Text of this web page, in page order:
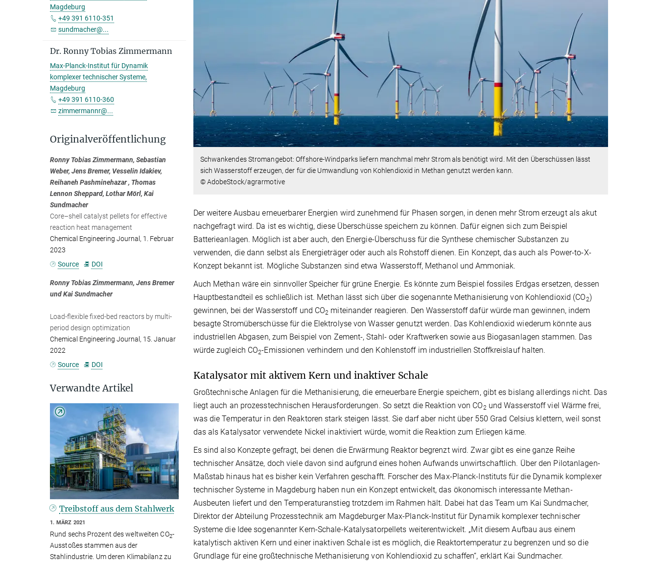
Schwankendes Stromangebot: Offshore-Windparks liefern manchmal mehr Strom als benötigt wird. Mit den Überschüssen lässt
sich Wasserstoff erzeugen, der für die Umwandlung von Kohlendioxid in Methan genutzt werden kann.
© AdobeStock/agrarmotive
Der weitere Ausbau erneuerbarer Energien wird zunehmend für Phasen sorgen, in denen mehr Strom erzeugt als akut
nachgefragt wird. Da ist es wichtig, diese Überschüsse speichern zu können. Dafür eignen sich zum Beispiel
Batterieanlagen. Möglich ist aber auch, den Energie-Überschuss für die Synthese chemischer Substanzen zu
verwenden, die dann selbst als Energieträger oder auch als Rohstoff dienen. Ein Konzept, das auch als Power-to-X-
Konzept bekannt ist. Mögliche Substanzen sind etwa Wasserstoff, Methanol und Ammoniak.
Auch Methan wäre ein sinnvoller Speicher für grüne Energie. Es könnte zum Beispiel fossiles Erdgas ersetzen, dessen
Hauptbestandteil es schließlich ist. Methan lässt sich über die sogenannte Methanisierung von Kohlendioxid (CO2)
gewinnen, bei der Wasserstoff und CO2 miteinander reagieren. Den Wasserstoff dafür würde man gewinnen, indem
besagte Stromüberschüsse für die Elektrolyse von Wasser genutzt werden. Das Kohlendioxid wiederum könnte aus
industriellen Abgasen, zum Beispiel von Zement-, Stahl- oder Kraftwerken sowie aus Biogasanlagen stammen. Das
würde zugleich CO2-Emissionen verhindern und den Kohlenstoff im industriellen Stoffkreislauf halten.
Katalysator mit aktivem Kern und inaktiver Schale
Großtechnische Anlagen für die Methanisierung, die erneuerbare Energie speichern, gibt es bislang allerdings nicht. Das
liegt auch an prozesstechnischen Herausforderungen. So setzt die Reaktion von CO2 und Wasserstoff viel Wärme frei,
was die Temperatur in den Reaktoren stark steigen lässt. Sie darf aber nicht über 550 Grad Celsius klettern, weil sonst
das als Katalysator verwendete Nickel inaktiviert würde, womit die Reaktion zum Erliegen käme.
Es sind also Konzepte gefragt, bei denen die Erwärmung Reaktor begrenzt wird. Zwar gibt es eine ganze Reihe
technischer Ansätze, doch viele davon sind aufgrund eines hohen Aufwands unwirtschaftlich. Über den Pilotanlagen-
Maßstab hinaus hat es bisher kein Verfahren geschafft. Forscher des Max-Planck-Instituts für die Dynamik komplexer
technischer Systeme in Magdeburg haben nun ein Konzept entwickelt, das ökonomisch interessante Methan-
Ausbeuten liefert und den Temperaturanstieg trotzdem im Rahmen hält. Dabei hat das Team um Kai Sundmacher,
Direktor der Abteilung Prozesstechnik am Magdeburger Max-Planck-Institut für Dynamik komplexer technischer
Systeme die Idee sogenannter Kern-Schale-Katalysatorpellets weiterentwickelt. „Mit diesem Aufbau aus einem
katalytisch aktiven Kern und einer inaktiven Schale ist es möglich, die Reaktortemperatur zu begrenzen und so die
Grundlage für eine großtechnische Methanisierung von Kohlendioxid zu schaffen“, erklärt Kai Sundmacher.
Magdeburg
+49 391 6110-351
sundmacher@...
Dr. Ronny Tobias Zimmermann
Max-Planck-Institut für Dynamik
komplexer technischer Systeme,
Magdeburg
+49 391 6110-360
zimmermannr@...
Originalveröffentlichung
Ronny Tobias Zimmermann, Sebastian
Weber, Jens Bremer, Vesselin Idakiev,
Reihaneh Pashminehazar , Thomas
Lennon Sheppard, Lothar Mörl, Kai
Sundmacher
Core–shell catalyst pellets for effective
reaction heat management
Chemical Engineering Journal, 1. Februar
2023
Source
DOI
Ronny Tobias Zimmermann, Jens Bremer
und Kai Sundmacher
Load-flexible fixed-bed reactors by multi-
period design optimization
Chemical Engineering Journal, 15. Januar
2022
Source
DOI
Verwandte Artikel
Treibstoff aus dem Stahlwerk
1. MÄRZ 2021
Rund sechs Prozent des weltweiten CO2-
Ausstoßes stammen aus der
Stahlindustrie. Um deren Klimabilanz zu